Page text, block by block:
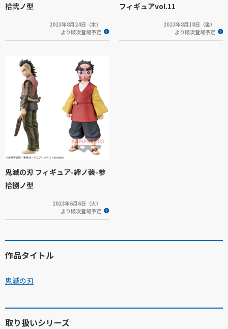
拾弐ノ型
2023年8月24日（木）
より順次登場予定
フィギュアvol.11
2023年8月18日（金）
より順次登場予定
鬼滅の刃 フィギュア-絆ノ装-参
拾捌ノ型
2023年6月6日（火）
より順次登場予定
作品タイトル
鬼滅の刃
取り扱いシリーズ